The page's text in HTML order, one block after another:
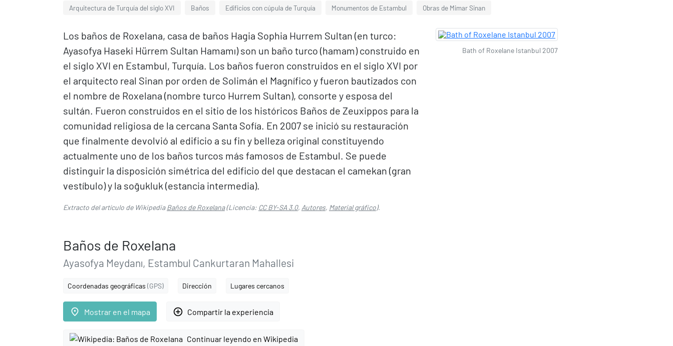
Arquitectura de Turquía del siglo XVI Baños Edificios con cúpula de Turquía Monumentos de Estambul Obras de Mimar Sinan
Los baños de Roxelana, casa de baños Hagia Sophia Hurrem Sultan (en turco:
Ayasofya Haseki Hürrem Sultan Hamamı) son un baño turco (hamam) construido en
el siglo XVI en Estambul, Turquía. Los baños fueron construidos en el siglo XVI por
el arquitecto real Sinan por orden de Solimán el Magnífico y fueron bautizados con
el nombre de Roxelana (nombre turco Hurrem Sultan), consorte y esposa del
sultán. Fueron construidos en el sitio de los históricos Baños de Zeuxippos para la
comunidad religiosa de la cercana Santa Sofía. En 2007 se inició su restauración
que finalmente devolvió al edificio a su fin y belleza original constituyendo
actualmente uno de los baños turcos más famosos de Estambul. Se puede
distinguir la disposición simétrica del edificio del que destacan el camekan (gran
vestíbulo) y la soğukluk (estancia intermedia).
Extracto del artículo de WikipediaBaños de Roxelana(Licencia: CC BY-SA 3.0, Autores, Material gráfico).
Baños de Roxelana
Ayasofya Meydanı, Estambul Cankurtaran Mahallesi
Coordenadas geográficas (GPS) Dirección Lugares cercanos
place Mostrar en el mapa add_circle_outline Compartir la experiencia
Continuar leyendo en Wikipedia
Bath of Roxelane Istanbul 2007